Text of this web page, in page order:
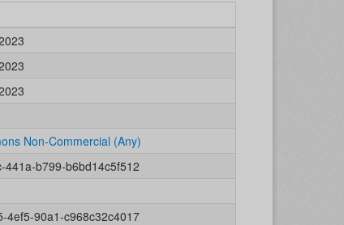
Non-Commercial (Any)
441a-b799-b6bd14c5f512
4ef5-90a1-c968c32c4017